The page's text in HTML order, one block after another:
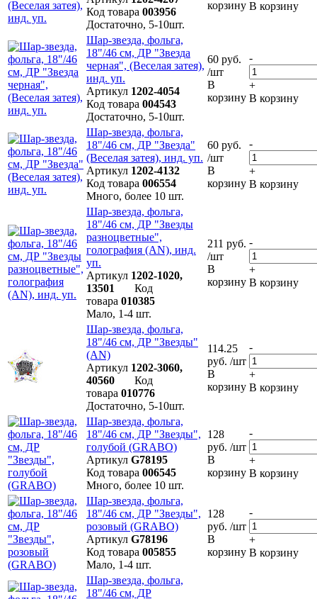
Код товара 003956
Достаточно, 5-10шт.
корзину В корзину
Шар-звезда, фольга,
18"/46 см, ДР "Звезда
черная", (Веселая затея),
инд. уп.
Артикул 1202-4054
Код товара 004543
Достаточно, 5-10шт.
60 руб.
/шт
В
корзину
-
+
В корзину
Шар-звезда, фольга,
18"/46 см, ДР "Звезда"
(Веселая затея), инд. уп.
Артикул 1202-4132
Код товара 006554
Много, более 10 шт.
60 руб.
/шт
В
корзину
-
+
В корзину
Шар-звезда, фольга,
18"/46 см, ДР "Звезды
разноцветные",
голография (AN), инд.
уп.
Артикул 1202-1020,
13501
Код
товара 010385
Мало, 1-4 шт.
211 руб.
/шт
В
корзину
-
+
В корзину
Шар-звезда, фольга,
18"/46 см, ДР "Звезды"
(AN)
Артикул 1202-3060,
40560 Код
товара 010776
Достаточно, 5-10шт.
114.25
руб. /шт
В
корзину
-
+
В корзину
Шар-звезда, фольга,
18"/46 см, ДР "Звезды",
голубой (GRABO)
Артикул G78195
Код товара 006545
Много, более 10 шт.
128
руб. /шт
В
корзину
-
+
В корзину
Шар-звезда, фольга,
18"/46 см, ДР "Звезды",
розовый (GRABO)
Артикул G78196
Код товара 005855
Мало, 1-4 шт.
128
руб. /шт
В
корзину
-
+
В корзину
Шар-звезда, фольга,
18"/46 см, ДР